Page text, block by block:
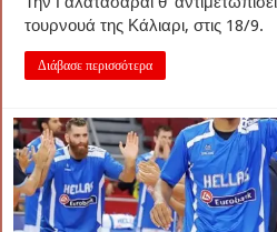
τουρνουά της Κάλιαρι, στις 18/9.
Διάβασε περισσότερα